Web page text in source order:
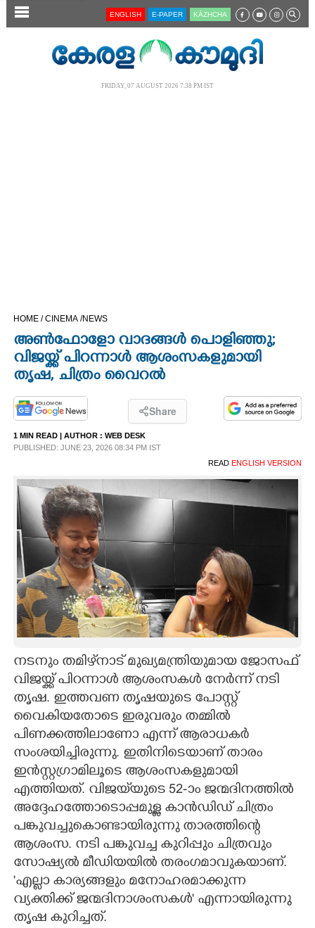
SECTIONS
OPINION
PHOTOS
LIFESTYLE
SPIRITUAL
INFO+
ART
ASTRO
LITERATURE
ZOOM
CONTACT US
ENGLISH E-PAPER KĀZHCHA
FRIDAY, 07 AUGUST 2026 7.38 PM IST
HOME /CINEMA /NEWS
അൺഫോളോ വാദങ്ങൾ പൊളിഞ്ഞു;
വിജയ്ക്ക് പിറന്നാൾ ആശംസകളുമായി
തൃഷ, ചിത്രം വൈറൽ
Share
1 MIN READ | AUTHOR : WEB DESK
PUBLISHED: JUNE 23, 2026 08:34 PM IST
READ ENGLISH VERSION
നടനും തമിഴ്‌നാട് മുഖ്യമന്ത്രിയുമായ ജോസ‌ഫ്
വിജയ്ക്ക് പിറന്നാൾ ആശംസകൾ നേർന്ന് നടി
തൃഷ. ഇത്തവണ തൃഷയുടെ പോസ്റ്റ്
വൈകിയതോടെ ഇരുവരും തമ്മിൽ
പിണക്കത്തിലാണോ എന്ന് ആരാധകർ
സംശയിച്ചിരുന്നു. ഇതിനിടെയാണ് താരം
ഇൻസ്റ്റഗ്രാമിലൂടെ ആശംസകളുമായി
എത്തിയത്. വിജയ്‌യുടെ 52-ാം ജന്മദിനത്തിൽ
അദ്ദേഹത്തോടൊപ്പമുള്ള കാൻഡിഡ് ചിത്രം
പങ്കുവച്ചുകൊണ്ടായിരുന്നു താരത്തിന്റെ
ആശംസ. നടി പങ്കുവച്ച കുറിപ്പും ചിത്രവും
സോഷ്യൽ മീഡിയയിൽ തരംഗമാവുകയാണ്.
'എല്ലാ കാര്യങ്ങളും മനോഹരമാക്കുന്ന
വ്യക്തിക്ക് ജന്മദിനാശംസകൾ' എന്നായിരുന്നു
തൃഷ കുറിച്ചത്.